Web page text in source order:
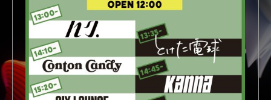
DISCOGRAPHY